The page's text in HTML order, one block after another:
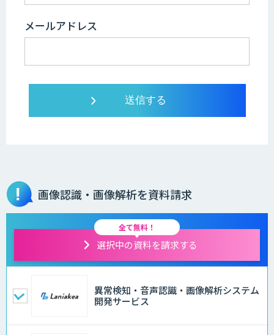
メールアドレス
画像認識・画像解析を資料請求
全て無料！
選択中の資料を請求する
異常検知・音声認識・画像解析システム
開発サービス